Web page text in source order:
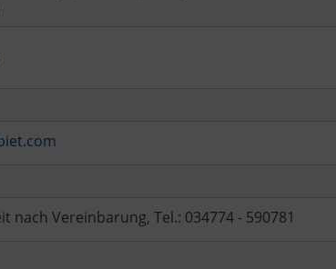
nach Vereinbarung, Tel.: 034774 - 590781